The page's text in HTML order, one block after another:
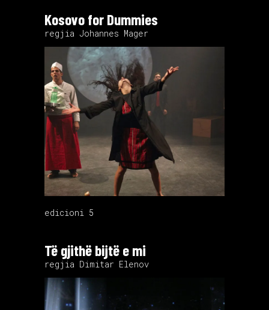
Kosovo for Dummies
regjia Johannes Mager
edicioni 5
Të gjithë bijtë e mi
regjia Dimitar Elenov